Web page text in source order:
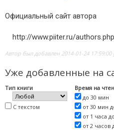
Официальный сайт автора
http://www.piiter.ru/
Автор был добавлен 2014-01-24 17:59:00
Уже добавленные на
Тип книги
С текстом
Время на
до 30 мин
от 30 мин
от 1 часа
от 2 часов